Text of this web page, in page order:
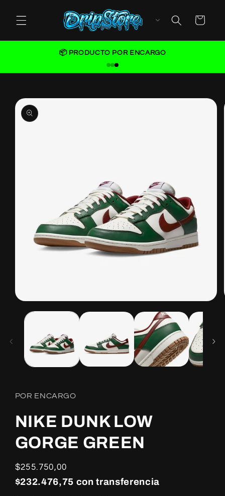
content
Cart
📦 PRODUCTO POR ENCARGO
Skip to
product
information
media
POR ENCARGO
NIKE DUNK LOW
GORGE GREEN
Regular
price
$255.750,00
$232.476,75 con transferencia